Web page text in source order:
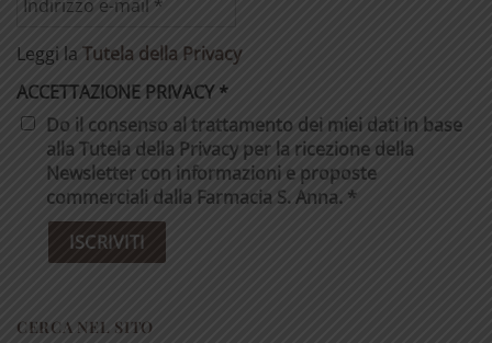
Leggi la Tutela della Privacy
ACCETTAZIONE PRIVACY*
Do il consenso al trattamento dei miei dati in base
alla Tutela della Privacy per la ricezione della
Newsletter con informazioni e proposte
commerciali dalla Farmacia S. Anna. *
CERCA NEL SITO